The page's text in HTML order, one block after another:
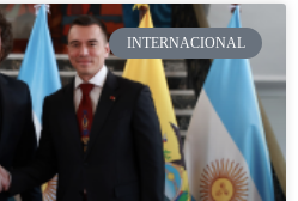
INTERNACIONAL